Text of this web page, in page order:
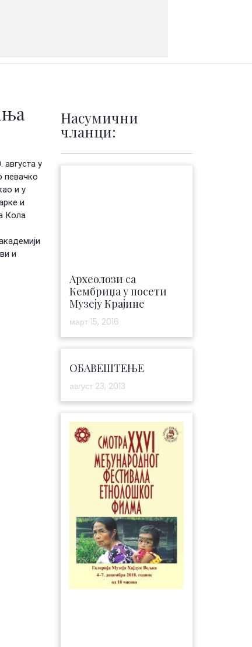
у
певачко
и у
и
Кола
и
Насумични
чланци:
Археолози са
Кембриџа у посети
Музеју Крајине
март 15, 2016
ОБАВЕШТЕЊЕ
август 23, 2013